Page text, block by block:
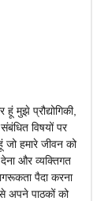
मुझे प्रौद्योगिकी,
विषयों पर
हमारे जीवन को
देना और व्यक्तिगत
पैदा करना
अपने पाठकों को